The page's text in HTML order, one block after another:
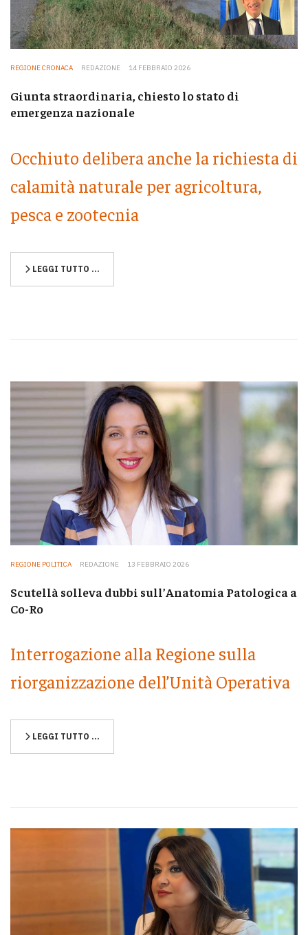
REGIONE CRONACA REDAZIONE 14 FEBBRAIO 2026
Giunta straordinaria, chiesto lo stato di
emergenza nazionale
Occhiuto delibera anche la richiesta di
calamità naturale per agricoltura,
pesca e zootecnia
LEGGI TUTTO …
REGIONE POLITICA REDAZIONE 13 FEBBRAIO 2026
Scutellà solleva dubbi sull’Anatomia Patologica a
Co-Ro
Interrogazione alla Regione sulla
riorganizzazione dell’Unità Operativa
LEGGI TUTTO …